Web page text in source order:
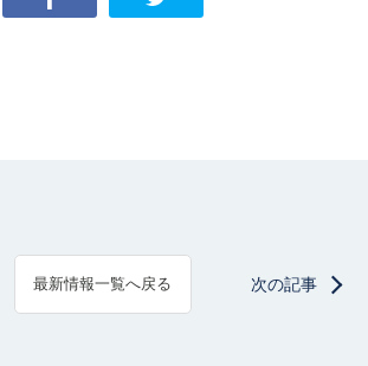
最新情報一覧へ戻る 次の記事